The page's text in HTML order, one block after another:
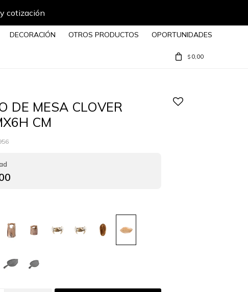
cotización
DECORACIÓN OTROS PRODUCTOS OPORTUNIDADES
$ 0,00
DE MESA CLOVER
CM